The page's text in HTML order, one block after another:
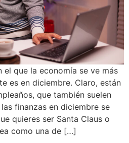
el que la economía se ve más
es en diciembre. Claro, están
que también suelen
finanzas en diciembre se
quieres ser Santa Claus o
como una de […]